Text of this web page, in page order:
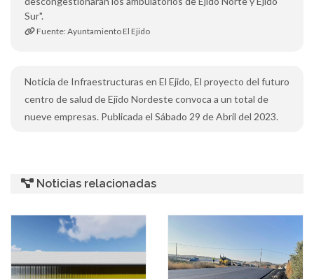
Sur".
Fuente: Ayuntamiento El Ejido
Noticia de Infraestructuras en El Ejido, El proyecto del futuro
centro de salud de Ejido Nordeste convoca a un total de
nueve empresas. Publicada el Sábado 29 de Abril del 2023.
Noticias relacionadas